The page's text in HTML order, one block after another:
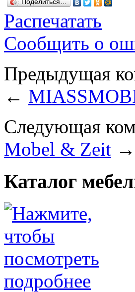
Поделиться…
Распечатать
Сообщить о
Предыдущая
←
Следующая
Mobel & Zeit →
Каталог